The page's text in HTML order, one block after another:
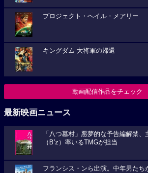
プロジェクト・ヘイル・メアリー
キングダム 大将軍の帰還
動画配信作品をチェック
最新映画ニュース
「八つ墓村」悪夢的な予告編解禁
（B’z）率いるTMGが担当
フランシス・ンら出演。中年男たち